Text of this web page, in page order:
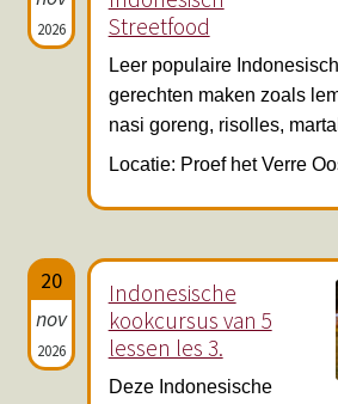
2026
Streetfood
Leer populaire
gerechten maken zoals
nasi goreng, risolles,
Locatie: Proef het Verre
20
nov
2026
Indonesische
kookcursus van 5
lessen les 3.
Deze Indonesische